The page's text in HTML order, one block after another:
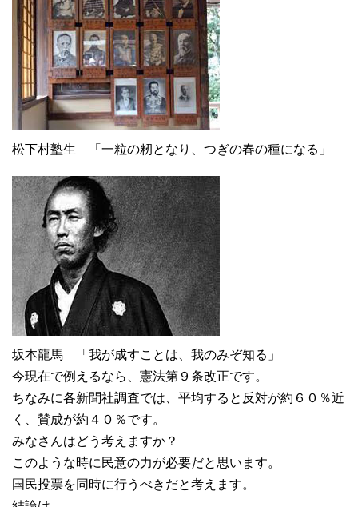
松下村塾生 「一粒の籾となり、つぎの春の種になる」
坂本龍馬 「我が成すことは、我のみぞ知る」
今現在で例えるなら、憲法第９条改正です。
ちなみに各新聞社調査では、平均すると反対が約６０％近
く、賛成が約４０％です。
みなさんはどう考えますか？
このような時に民意の力が必要だと思います。
国民投票を同時に行うべきだと考えます。